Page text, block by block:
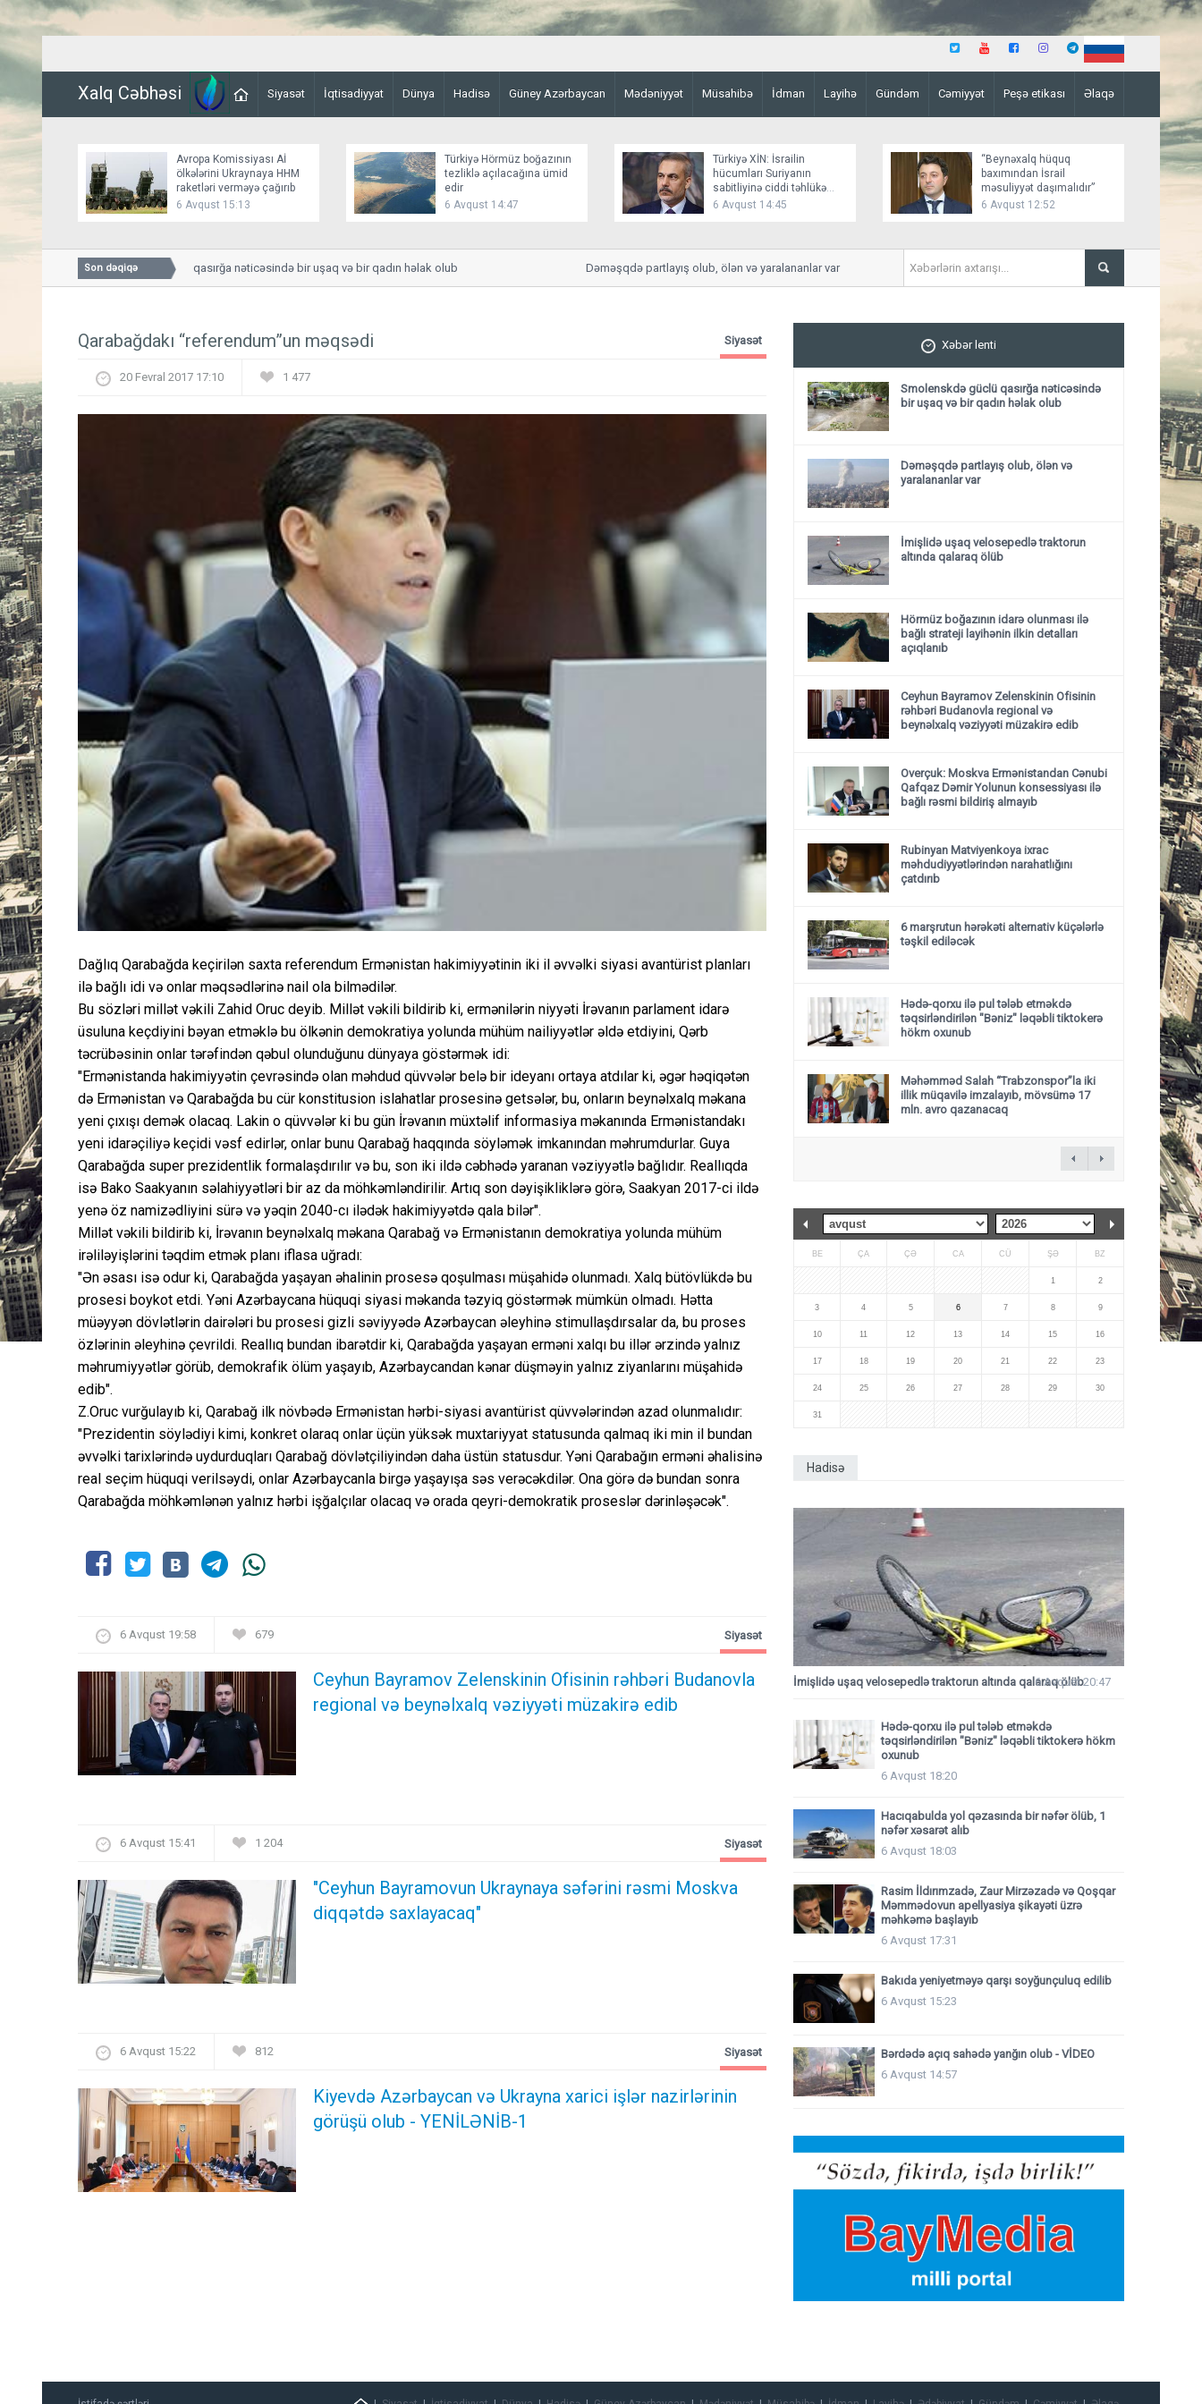
Xalq Cəbhəsi Siyasət İqtisadiyyat Dünya Hadisə Güney Azərbaycan Mədəniyyət Müsahibə İdman Layihə Gündəm Cəmiyyət Peşə etikası Əlaqə
Avropa Komissiyası Aİ
ölkələrini Ukraynaya HHM
raketləri verməyə çağırıb
6 Avqust 15:13
Türkiyə Hörmüz boğazının
tezliklə açılacağına ümid
edir
6 Avqust 14:47
Türkiyə XİN: İsrailin
hücumları Suriyanın
sabitliyinə ciddi təhlükə
yaradır
6 Avqust 14:45
“Beynəxalq hüquq
baxımından İsrail
məsuliyyət daşımalıdır”
6 Avqust 12:52
Son dəqiqə
Smolenskdə güclü qasırğa nəticəsində bir uşaq və bir qadın həlak olub Dəməşqdə partlayış olub, ölən və yaralananlar var İmişlidə uşaq velosepedlə
Qarabağdakı “referendum”un məqsədi Siyasət
20 Fevral 2017 17:10 1 477
Dağlıq Qarabağda keçirilən saxta referendum Ermənistan hakimiyyətinin iki il əvvəlki siyasi avantürist planları
ilə bağlı idi və onlar məqsədlərinə nail ola bilmədilər.
Bu sözləri millət vəkili Zahid Oruc deyib. Millət vəkili bildirib ki, ermənilərin niyyəti İrəvanın parlament idarə
üsuluna keçdiyini bəyan etməklə bu ölkənin demokratiya yolunda mühüm nailiyyətlər əldə etdiyini, Qərb
təcrübəsinin onlar tərəfindən qəbul olunduğunu dünyaya göstərmək idi:
"Ermənistanda hakimiyyətin çevrəsində olan məhdud qüvvələr belə bir ideyanı ortaya atdılar ki, əgər həqiqətən
də Ermənistan və Qarabağda bu cür konstitusion islahatlar prosesinə getsələr, bu, onların beynəlxalq məkana
yeni çıxışı demək olacaq. Lakin o qüvvələr ki bu gün İrəvanın müxtəlif informasiya məkanında Ermənistandakı
yeni idarəçiliyə keçidi vəsf edirlər, onlar bunu Qarabağ haqqında söyləmək imkanından məhrumdurlar. Guya
Qarabağda super prezidentlik formalaşdırılır və bu, son iki ildə cəbhədə yaranan vəziyyətlə bağlıdır. Reallıqda
isə Bako Saakyanın səlahiyyətləri bir az da möhkəmləndirilir. Artıq son dəyişikliklərə görə, Saakyan 2017-ci ildə
yenə öz namizədliyini sürə və yəqin 2040-cı ilədək hakimiyyətdə qala bilər".
Millət vəkili bildirib ki, İrəvanın beynəlxalq məkana Qarabağ və Ermənistanın demokratiya yolunda mühüm
irəliləyişlərini təqdim etmək planı iflasa uğradı:
"Ən əsası isə odur ki, Qarabağda yaşayan əhalinin prosesə qoşulması müşahidə olunmadı. Xalq bütövlükdə bu
prosesi boykot etdi. Yəni Azərbaycana hüquqi siyasi məkanda təzyiq göstərmək mümkün olmadı. Hətta
müəyyən dövlətlərin dairələri bu prosesi gizli səviyyədə Azərbaycan əleyhinə stimullaşdırsalar da, bu proses
özlərinin əleyhinə çevrildi. Reallıq bundan ibarətdir ki, Qarabağda yaşayan erməni xalqı bu illər ərzində yalnız
məhrumiyyətlər görüb, demokrafik ölüm yaşayıb, Azərbaycandan kənar düşməyin yalnız ziyanlarını müşahidə
edib".
Z.Oruc vurğulayıb ki, Qarabağ ilk növbədə Ermənistan hərbi-siyasi avantürist qüvvələrindən azad olunmalıdır:
"Prezidentin söylədiyi kimi, konkret olaraq onlar üçün yüksək muxtariyyat statusunda qalmaq iki min il bundan
əvvəlki tarixlərində uydurduqları Qarabağ dövlətçiliyindən daha üstün statusdur. Yəni Qarabağın erməni əhalisinə
real seçim hüquqi verilsəydi, onlar Azərbaycanla birgə yaşayışa səs verəcəkdilər. Ona görə də bundan sonra
Qarabağda möhkəmlənən yalnız hərbi işğalçılar olacaq və orada qeyri-demokratik proseslər dərinləşəcək".
6 Avqust 19:58 679
Ceyhun Bayramov Zelenskinin Ofisinin rəhbəri Budanovla
regional və beynəlxalq vəziyyəti müzakirə edib
Siyasət
6 Avqust 15:41 1 204
"Ceyhun Bayramovun Ukraynaya səfərini rəsmi Moskva
diqqətdə saxlayacaq"
Siyasət
6 Avqust 15:22 812
Kiyevdə Azərbaycan və Ukrayna xarici işlər nazirlərinin
görüşü olub - YENİLƏNİB-1
Siyasət
Xəbər lenti
Smolenskdə güclü qasırğa nəticəsində
bir uşaq və bir qadın həlak olub
Dəməşqdə partlayış olub, ölən və
yaralananlar var
İmişlidə uşaq velosepedlə traktorun
altında qalaraq ölüb
Hörmüz boğazının idarə olunması ilə
bağlı strateji layihənin ilkin detalları
açıqlanıb
Ceyhun Bayramov Zelenskinin Ofisinin
rəhbəri Budanovla regional və
beynəlxalq vəziyyəti müzakirə edib
Overçuk: Moskva Ermənistandan Cənubi
Qafqaz Dəmir Yolunun konsessiyası ilə
bağlı rəsmi bildiriş almayıb
Rubinyan Matviyenkoya ixrac
məhdudiyyətlərindən narahatlığını
çatdırıb
6 marşrutun hərəkəti alternativ küçələrlə
təşkil ediləcək
Hədə-qorxu ilə pul tələb etməkdə
təqsirləndirilən "Bəniz" ləqəbli tiktokerə
hökm oxunub
Məhəmməd Salah “Trabzonspor”la iki
illik müqavilə imzalayıb, mövsümə 17
mln. avro qazanacaq
BE ÇA ÇƏ CA CÜ ŞƏ BZ
1 2
3 4 5 6 7 8 9
10 11 12 13 14 15 16
17 18 19 20 21 22 23
24 25 26 27 28 29 30
31
Hadisə
İmişlidə uşaq velosepedlə traktorun altında qalaraq ölüb
6 Avqust 20:47
Hədə-qorxu ilə pul tələb etməkdə
təqsirləndirilən "Bəniz" ləqəbli tiktokerə hökm
oxunub
6 Avqust 18:20
Hacıqabulda yol qəzasında bir nəfər ölüb, 1
nəfər xəsarət alıb
6 Avqust 18:03
Rasim İldırımzadə, Zaur Mirzəzadə və Qoşqar
Məmmədovun apellyasiya şikayəti üzrə
məhkəmə başlayıb
6 Avqust 17:31
Bakıda yeniyetməyə qarşı soyğunçuluq edilib
6 Avqust 15:23
Bərdədə açıq sahədə yanğın olub - VİDEO
6 Avqust 14:57